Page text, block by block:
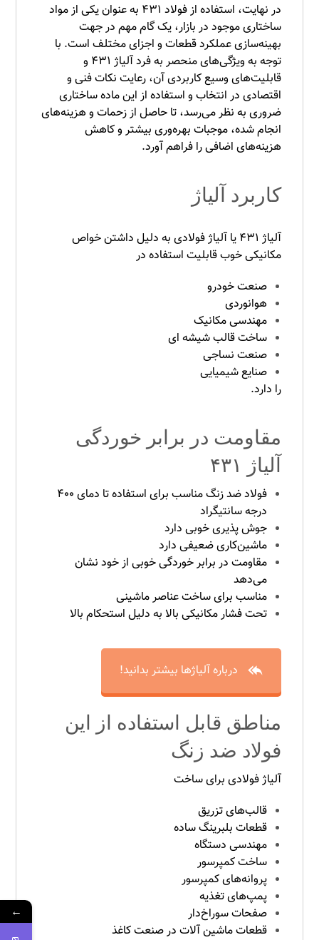
در نهایت، استفاده از فولاد ۴۳۱ به عنوان یکی از مواد
ساختاری موجود در بازار، یک گام مهم در جهت
بهینه‌سازی عملکرد قطعات و اجزای مختلف است. با
توجه به ویژگی‌های منحصر به فرد آلیاژ ۴۳۱ و
قابلیت‌های وسیع کاربردی آن، رعایت نکات فنی و
اقتصادی در انتخاب و استفاده از این ماده ساختاری
ضروری به نظر می‌رسد، تا حاصل از زحمات و هزینه‌های
انجام شده، موجبات بهره‌وری بیشتر و کاهش
هزینه‌های اضافی را فراهم آورد.
کاربرد آلیاژ
آلیاژ ۴۳۱ یا آلیاژ فولادی به دلیل داشتن خواص
مکانیکی خوب قابلیت استفاده در
صنعت خودرو
هوانوردی
مهندسی مکانیک
ساخت قالب شیشه ای
صنعت نساجی
صنایع شیمیایی
را دارد.
مقاومت در برابر خوردگی
آلیاژ ۴۳۱
فولاد ضد زنگ مناسب برای استفاده تا دمای ۴۰۰
درجه سانتیگراد
جوش پذیری خوبی دارد
ماشین‌کاری ضعیفی دارد
مقاومت در برابر خوردگی خوبی از خود نشان
می‌دهد
مناسب برای ساخت عناصر ماشینی
تحت فشار مکانیکی بالا به دلیل استحکام بالا
درباره آلیاژها بیشتر بدانید!
مناطق قابل استفاده از این
فولاد ضد زنگ
آلیاژ فولادی برای ساخت
قالب‌های تزریق
قطعات بلبرینگ ساده
مهندسی دستگاه
ساخت کمپرسور
پروانه‌های کمپرسور
پمپ‌های تغذیه
صفحات سوراخ‌دار
قطعات ماشین آلات در صنعت کاغذ
←